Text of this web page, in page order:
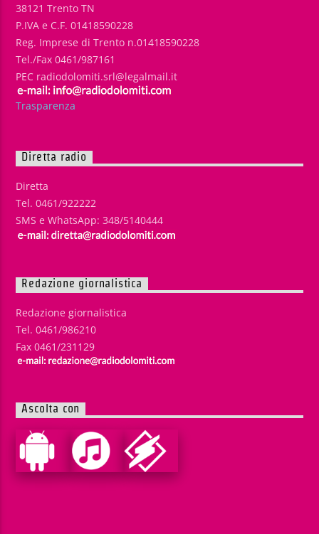
38121 Trento TN
P.IVA e C.F. 01418590228
Reg. Imprese di Trento n.01418590228
Tel./Fax 0461/987161
PEC radiodolomiti.srl@legalmail.it
Trasparenza
Diretta radio
Diretta
Tel. 0461/922222
SMS e WhatsApp: 348/5140444
Redazione giornalistica
Redazione giornalistica
Tel. 0461/986210
Fax 0461/231129
Ascolta con